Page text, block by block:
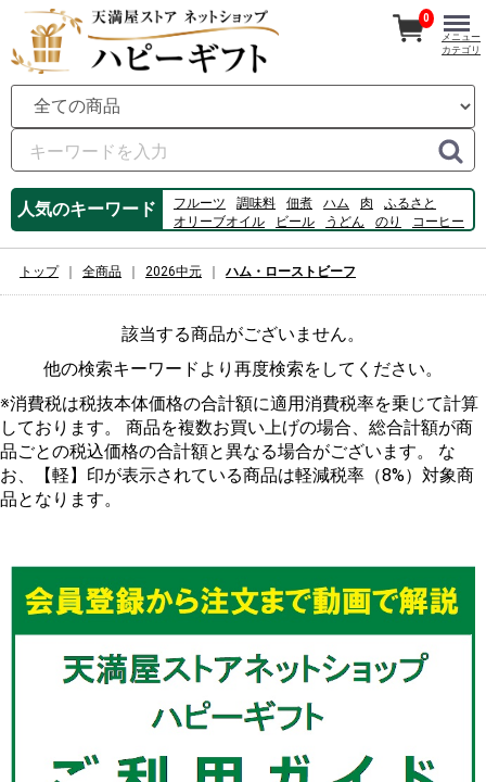
人気のキーワード フルーツ 調味料 佃煮 ハム 肉
ふるさと
オリーブオイル
ビール うどん のり
コーヒー
0
メニュー
カテゴリ
トップ 全商品 2026中元 ハム・ローストビーフ
該当する商品がございません。
他の検索キーワードより再度検索をしてください。
※消費税は税抜本体価格の合計額に適用消費税率を乗じて計算
しております。 商品を複数お買い上げの場合、総合計額が商
品ごとの税込価格の合計額と異なる場合がございます。 な
お、【軽】印が表示されている商品は軽減税率（8%）対象商
品となります。